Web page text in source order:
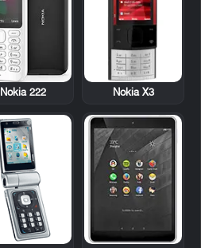
Nokia X3
Nokia 222